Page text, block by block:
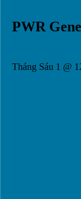
PWR
Tháng Sáu 1 @